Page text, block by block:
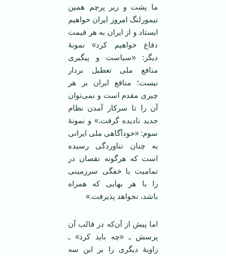
ما پشت و زیر پرچم همین
تیمورلنگ امروز ایران خواهیم
ایستاد و از ایران به هر قیمت
دفاع خواهیم کرد» نمونۀ
دیگر: «سیاست و پیگیری
منافع ملی تعطیل بردار
نیست؛ منافع ایران بر هر
چیزی مقدم است و نمی‌توان
آن را تا سرکار آمدن نظام
جدید نادیده گرفت.» و نمونۀ
سوم: «خودآگاهی ملی ایرانی
به چنان تناوردگی رسیده
است که هرگونه نقصان در
تمامیت یا خفگی سرزمینی
را با هر بهایی که همراه
باشد، نخواهد پذیرفت.»
اما پیش از آن‌که در قالب آن
پرسش ـ «چه باید کرد» ـ
زاویۀ دیگری را بر این سه